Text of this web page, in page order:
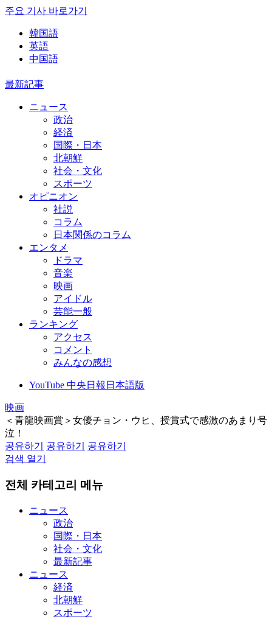
주요 기사 바로가기
韓国語
英語
中国語
最新記事
ニュース
政治
経済
国際・日本
北朝鮮
社会・文化
スポーツ
オピニオン
社説
コラム
日本関係のコラム
エンタメ
ドラマ
音楽
映画
アイドル
芸能一般
ランキング
アクセス
コメント
みんなの感想
YouTube 中央日報日本語版
映画
＜青龍映画賞＞女優チョン・ウヒ、授賞式で感激のあまり号
泣！
공유하기
공유하기
공유하기
검색 열기
전체 카테고리 메뉴
ニュース
政治
国際・日本
社会・文化
最新記事
ニュース
経済
北朝鮮
スポーツ